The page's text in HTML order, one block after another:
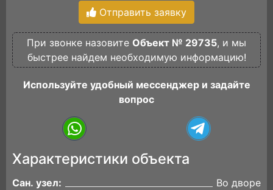
Отправить заявку
При звонке назовите Объект № 29735, и мы
быстрее найдем необходимую информацию!
Используйте удобный мессенджер и задайте
вопрос
Характеристики объекта
Сан. узел:
Во дворе